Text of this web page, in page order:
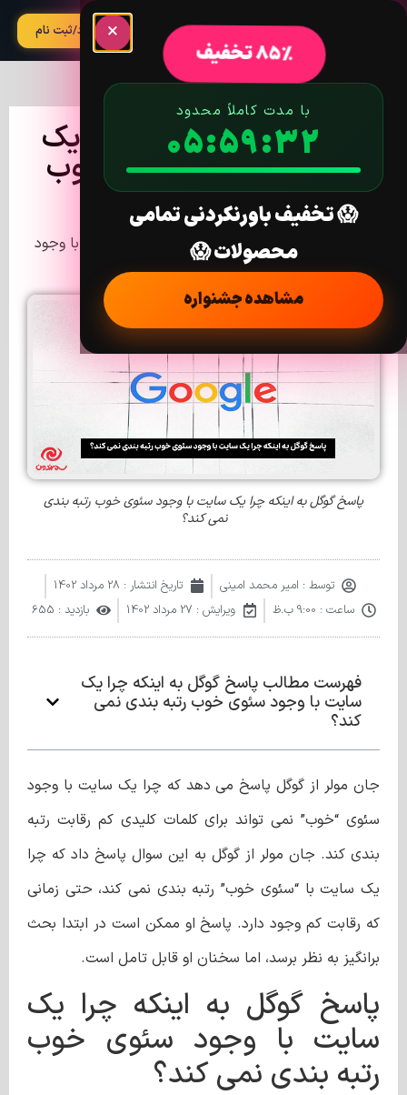
×
85% تخفیف
با مدت کاملاً محدود
05:59:30
😱 تخفیف باورنکردنی تمامی
محصولات 😱
مشاهده جشنواره
آپدیت ورود/ثبت نام
پاسخ گوگل به اینکه چرا یک
سایت با وجود سئوی خوب
رتبه بندی نمی کند؟
/ پاسخ گوگل به اینکه چرا یک سایت با وجود
سئوی خوب رتبه بندی نمی کند؟
پاسخ گوگل به اینکه چرا یک سایت با وجود سئوی خوب رتبه بندی
نمی کند؟
توسط : امیر محمد امینی تاریخ انتشار : 28 مرداد 1402
ساعت : 9:00 ب.ظ ویرایش : 27 مرداد 1402 بازدید : 655
فهرست مطالب پاسخ گوگل به اینکه چرا یک
سایت با وجود سئوی خوب رتبه بندی نمی
کند؟
جان مولر از گوگل پاسخ می دهد که چرا یک سایت با وجود
سئوی “خوب” نمی تواند برای کلمات کلیدی کم رقابت رتبه
بندی کند. جان مولر از گوگل به این سوال پاسخ داد که چرا
یک سایت با “سئوی خوب” رتبه بندی نمی کند، حتی زمانی
که رقابت کم وجود دارد. پاسخ او ممکن است در ابتدا بحث
برانگیز به نظر برسد، اما سخنان او قابل تامل است.
پاسخ گوگل به اینکه چرا یک
سایت با وجود سئوی خوب
رتبه بندی نمی کند؟